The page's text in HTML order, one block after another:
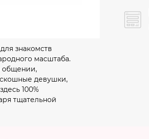
знакомств
масштаба.
общении,
девушки,
100%
тщательной